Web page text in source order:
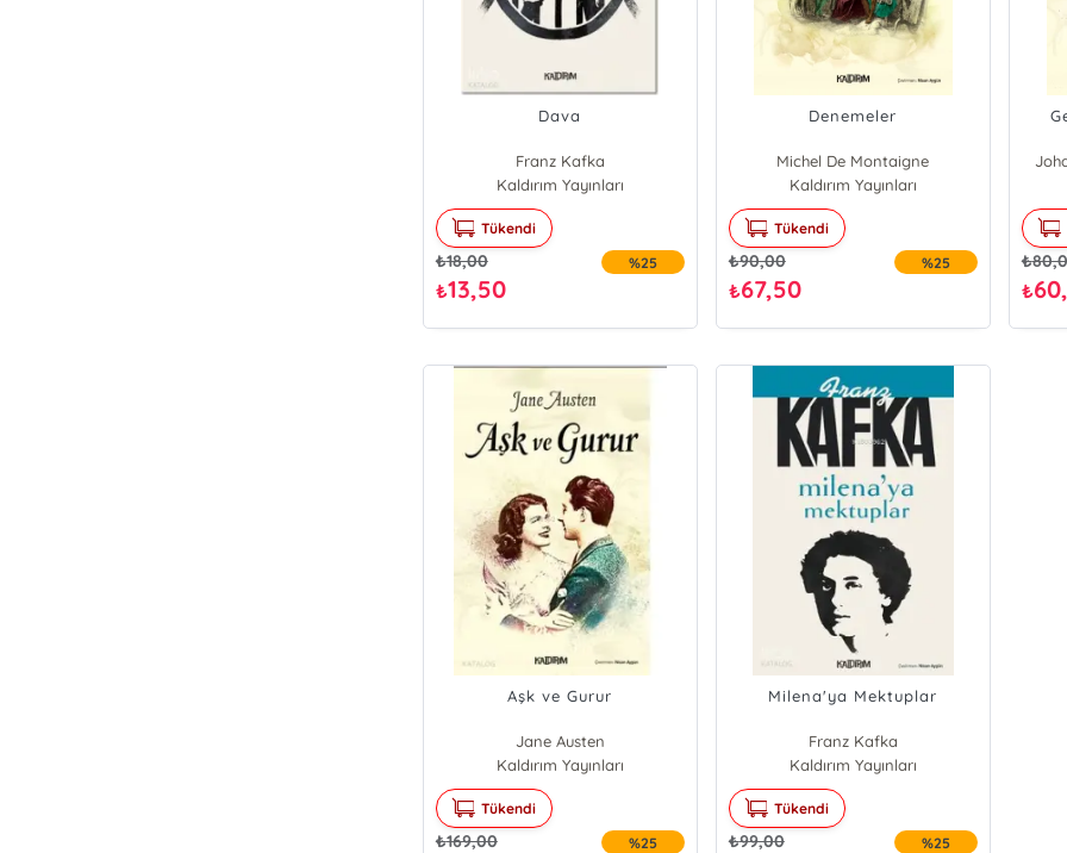
Dava
Franz Kafka
Kaldırım Yayınları
Tükendi
₺18,00
₺13,50
%25
Denemeler
Michel De Montaigne
Kaldırım Yayınları
Tükendi
₺90,00
₺67,50
%25 ₺
₺
Aşk ve Gurur
Jane Austen
Kaldırım Yayınları
Tükendi
₺169,00 %25
Milena'ya Mektuplar
Franz Kafka
Kaldırım Yayınları
Tükendi
₺99,00 %25